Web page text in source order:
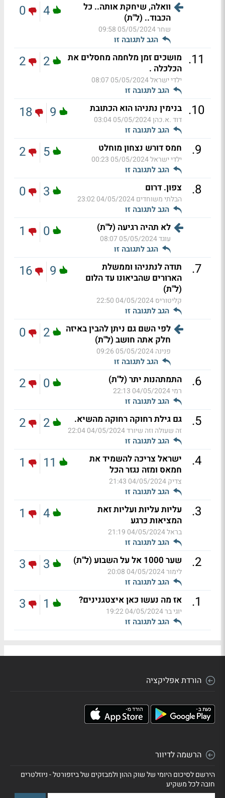
וואלה, שיחקת אותה.. כל
הכבוד.. (ל"ת)
שחר05/05/2024 09:58
הגב לתגובה זו
4
0
11
. מושכים זמן מלחמה מחסלים את
הכלכלה .
ילדי ישראל05/05/2024 08:07
הגב לתגובה זו
2
2
10
. בנימין נתניהו הוא הכתובת
דוד .א.כהן05/05/2024 03:04
הגב לתגובה זו
9
18
9
. חמס דורש נצחון מוחלט
ילדי ישראל05/05/2024 00:23
הגב לתגובה זו
5
2
8
. צפון. דרום
הבלתי משוחדים04/05/2024 23:02
הגב לתגובה זו
3
0
לא תהיה רגיעה (ל"ת)
עוגד05/05/2024 08:07
הגב לתגובה זו
0
1
7
.
תודה לנתניהו וממשלת
הארורים שהביאונו עד הלום
(ל"ת)
קליטוריס04/05/2024 22:50
הגב לתגובה זו
9
16
לפי השם גם ניתן להבין באיזה
חלק אתה חושב (ל"ת)
פנינה05/05/2024 09:26
הגב לתגובה זו
2
0
6
. התמתהנות יתר (ל"ת)
רמי04/05/2024 22:13
הגב לתגובה זו
0
2
5
. גם גילת רחוקה רחוקה מהשיא.
זה שעולה וזה שיורד04/05/2024 22:04
הגב לתגובה זו
2
2
4
.
ישראל צריכה להשמיד את
חמאס ומזה נגזר הכל
צדיק04/05/2024 21:43
הגב לתגובה זו
11
1
3
.
עליות עליות ועליות זאת
המציאות כרגע
בראל04/05/2024 21:19
הגב לתגובה זו
4
1
2
. שער 1000 אל על השבוע (ל"ת)
לימור04/05/2024 20:08
הגב לתגובה זו
3
3
1
. אז מה נעשו כאן איצטגנינים?
יוגי בר04/05/2024 19:22
הגב לתגובה זו
1
3
הורדת אפליקציה
הרשמה לדיוור
הירשם לסיכום היומי של שוק ההון ולמבזקים של ביזפורטל - ניוזלטרים
חובה לכל משקיע